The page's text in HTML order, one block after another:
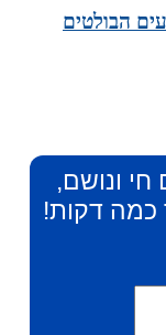
האירועים הבולטים
ונושם,
כמה דקות!